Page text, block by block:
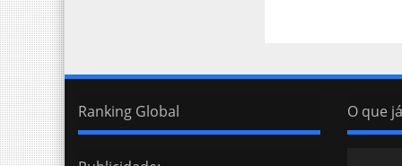
Ranking Global O que